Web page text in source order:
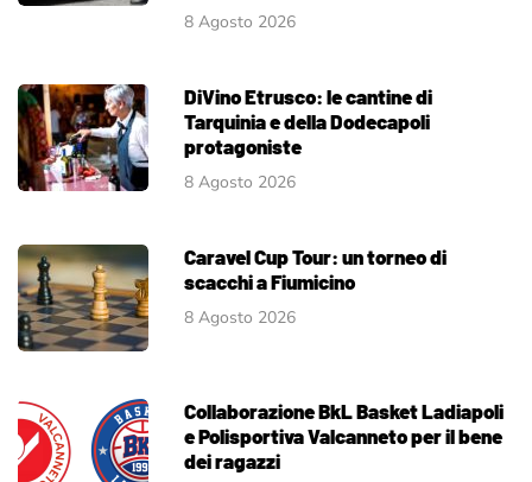
8 Agosto 2026
DiVino Etrusco: le cantine di
Tarquinia e della Dodecapoli
protagoniste
8 Agosto 2026
Caravel Cup Tour: un torneo di
scacchi a Fiumicino
8 Agosto 2026
Collaborazione BkL Basket Ladiapoli
e Polisportiva Valcanneto per il bene
dei ragazzi